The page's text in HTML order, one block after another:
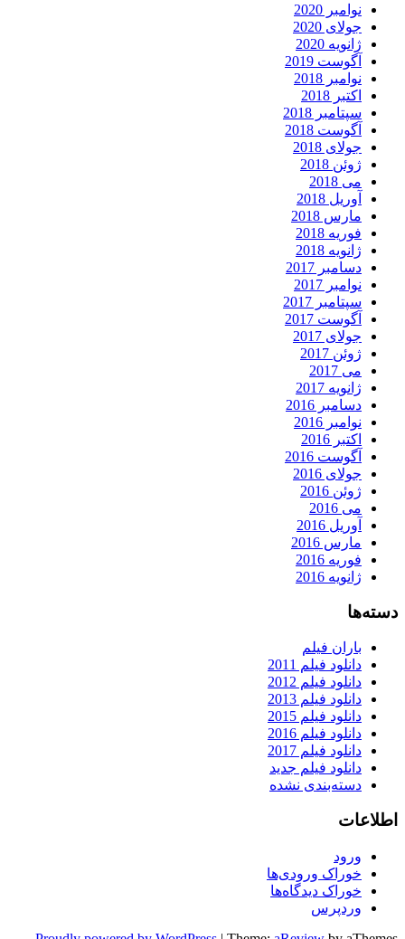
نوامبر 2020
جولای 2020
ژانویه 2020
آگوست 2019
نوامبر 2018
اکتبر 2018
سپتامبر 2018
آگوست 2018
جولای 2018
ژوئن 2018
می 2018
آوریل 2018
مارس 2018
فوریه 2018
ژانویه 2018
دسامبر 2017
نوامبر 2017
سپتامبر 2017
آگوست 2017
جولای 2017
ژوئن 2017
می 2017
ژانویه 2017
دسامبر 2016
نوامبر 2016
اکتبر 2016
آگوست 2016
جولای 2016
ژوئن 2016
می 2016
آوریل 2016
مارس 2016
فوریه 2016
ژانویه 2016
دسته‌ها
باران فیلم
دانلود فیلم 2011
دانلود فیلم 2012
دانلود فیلم 2013
دانلود فیلم 2015
دانلود فیلم 2016
دانلود فیلم 2017
دانلود فیلم جدید
دسته‌بندی نشده
اطلاعات
ورود
خوراک ورودی‌ها
خوراک دیدگاه‌ها
وردپرس